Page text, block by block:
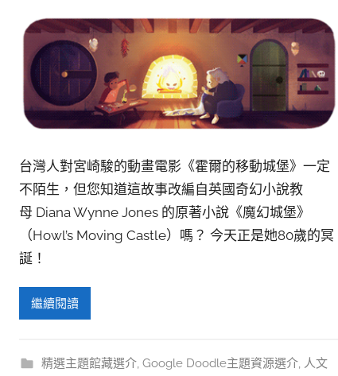
台灣人對宮崎駿的動畫電影《霍爾的移動城堡》一定
不陌生，但您知道這故事改編自英國奇幻小說教
母 Diana Wynne Jones 的原著小說《魔幻城堡》
（Howl’s Moving Castle）嗎？ 今天正是她80歲的冥
誕！
繼續閱讀
精選主題館藏選介, Google Doodle主題資源選介, 人文